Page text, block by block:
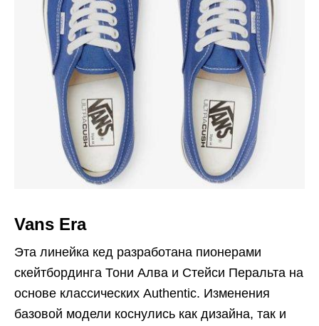
Vans Era
Эта линейка кед разработана пионерами
скейтбординга Тони Алва и Стейси Перальта на
основе классических Authentic. Изменения
базовой модели коснулись как дизайна, так и